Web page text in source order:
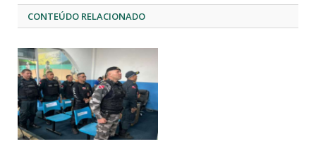
CONTEÚDO RELACIONADO